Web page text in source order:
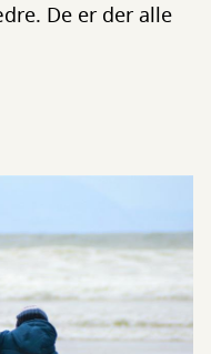
De er der alle